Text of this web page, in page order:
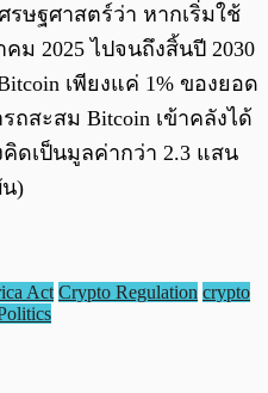
ษฐศาสตร์ว่า หากเริ่มใช้
2025 ไปจนถึงสิ้นปี 2030
เพียงแค่ 1% ของยอด
สะสม Bitcoin เข้าคลังได้
ดเป็นมูลค่ากว่า 2.3 แสน
)
Act Crypto Regulation crypto